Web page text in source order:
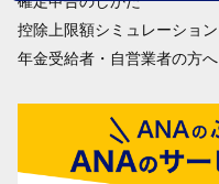
控除上限額シミュレーション
年金受給者・自営業者の方へ